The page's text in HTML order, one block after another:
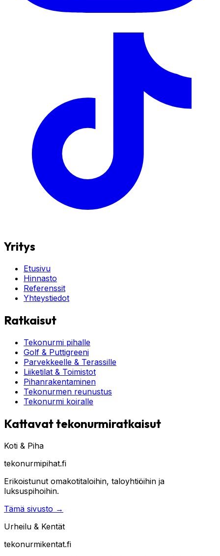
Yritys
Etusivu
Hinnasto
Referenssit
Yhteystiedot
Ratkaisut
Tekonurmi pihalle
Golf & Puttigreeni
Parvekkeelle & Terassille
Liiketilat & Toimistot
Pihanrakentaminen
Tekonurmen reunustus
Tekonurmi koiralle
Kattavat tekonurmiratkaisut
Koti & Piha
tekonurmipihat.fi
Erikoistunut omakotitaloihin, taloyhtiöihin ja
luksuspihoihin.
Tämä sivusto →
Urheilu & Kentät
tekonurmikentat.fi